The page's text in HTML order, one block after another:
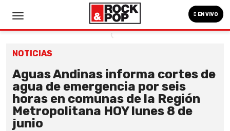
EN VIVO
NOTICIAS
Aguas Andinas informa cortes de
agua de emergencia por seis
horas en comunas de la Región
Metropolitana HOY lunes 8 de
junio